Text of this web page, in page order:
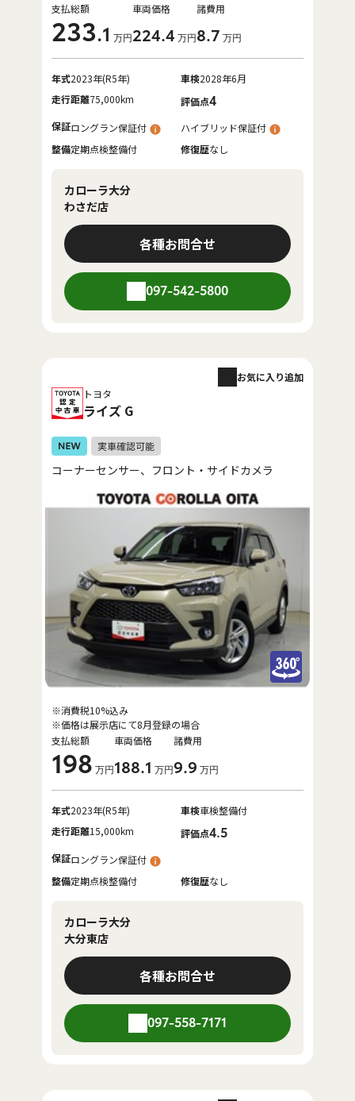
支払総額
233.1 万円
車両価格
224.4 万円
諸費用
8.7 万円
年式2023年(R5年) 車検2028年6月
走行距離75,000km 評価点4
保証ロングラン保証付
ハイブリッド保証付
整備定期点検整備付 修復歴なし
カローラ大分
わさだ店
各種お問合せ
097-542-5800
トヨタ
ライズ G
お気に入り追加
コーナーセンサー、フロント・サイドカメラ
支払総額
198 万円
車両価格
188.1 万円
諸費用
9.9 万円
※消費税10%込み
※価格は展示店にて8月登録の場合
年式2023年(R5年) 車検車検整備付
走行距離15,000km 評価点4.5
保証ロングラン保証付
整備定期点検整備付 修復歴なし
カローラ大分
大分東店
各種お問合せ
097-558-7171